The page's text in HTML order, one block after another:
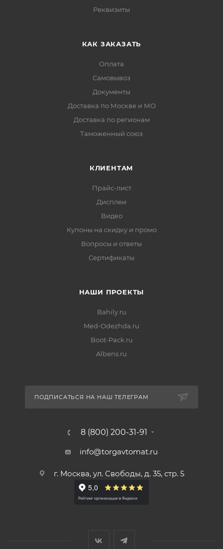
Реквизиты
КАК ЗАКАЗАТЬ
Оплата
Самовывоз
Документы
Доставка по Москве и МО
Доставка по регионам
Таможенный союз
КЛИЕНТАМ
Прайс-лист
Дисплеи
Видео
Купоны на скидку и промо
Вопросы и ответы
Сертификаты
НАШИ ПРОЕКТЫ
Bahily.ru
Med-Odezhda.ru
Boot-Pack.ru
Albens.ru
ПОДПИСАТЬСЯ НА НАШ ТЕЛЕГРАМ
8 (800) 200-31-91
info@torgavtomat.ru
г. Москва, ул. Свободы, д. 35, стр. 5